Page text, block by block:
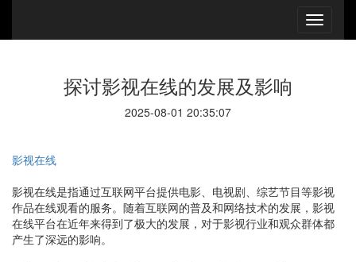
探讨影视在线的发展及影响
2025-08-01 20:35:07
影视在线
影视在线是指通过互联网平台提供电影、电视剧、综艺节目等影视
作品在线观看的服务。随着互联网的普及和网络技术的发展，影视
在线平台在近年来得到了极大的发展，对于影视行业和观众群体都
产生了深远的影响。